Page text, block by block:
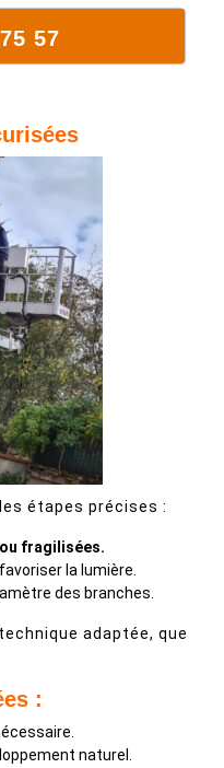
57
étapes précises :
fragilisées.
la lumière.
des branches.
adaptée, que
:
naturel.